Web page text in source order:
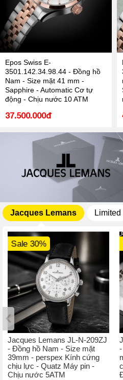
Epos Swiss E-
3501.142.34.98.44 - Đồng hồ
Nam - Size mặt 41 mm -
Sapphire - Automatic Cơ tự
động - Chịu nước 10 ATM
37.500.000đ
Jacques Lemans Limited
Sale 30%
Jacques Lemans JL-N-209ZJ
- Đồng hồ Nam - Size mặt
39mm - perspex Kính cứng
chịu lực - Quatz Máy pin -
Chịu nước 5ATM